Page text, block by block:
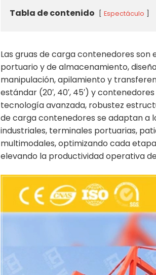
Tabla de contenido Espectáculo
Las gruas de carga contenedores
portuario y de almacenamiento,
manipulación, apilamiento y
estándar (20′, 40′, 45′) y
tecnología avanzada, robustez
de carga contenedores se adaptan a
industriales, terminales portuarias,
multimodales, optimizando cada
elevando la productividad operativa